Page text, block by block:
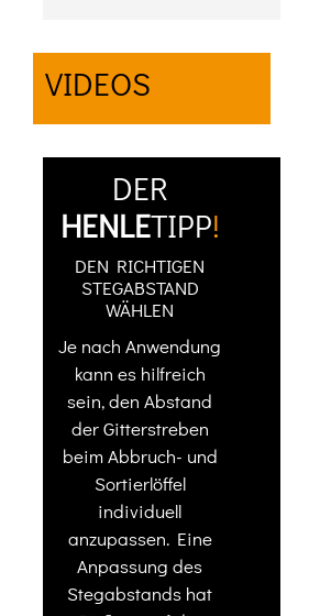
VIDEOS
DER
HENLETIPP!
DEN RICHTIGEN
STEGABSTAND
WÄHLEN
Je nach Anwendung
kann es hilfreich
sein, den Abstand
der Gitterstreben
beim Abbruch- und
Sortierlöffel
individuell
anzupassen. Eine
Anpassung des
Stegabstands hat